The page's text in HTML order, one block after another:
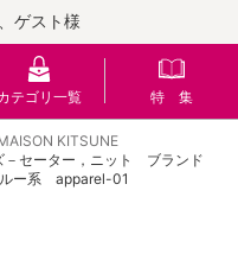
ゲスト様
テゴリ一覧 特 集
KITSUNE
－セーター，ニット ブランド
ー系 apparel-01